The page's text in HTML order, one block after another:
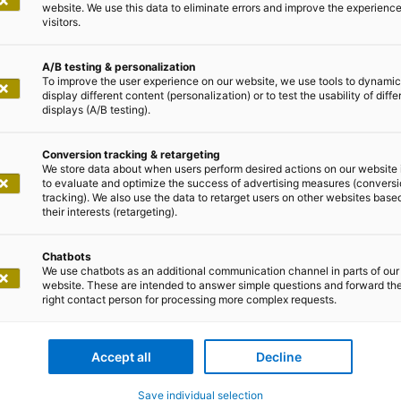
Mai 2024
kooperieren in
deutschen und international tätiger IT-Dienstleister,
Dateninfrastruktur, geben ihre Partnerschaft in
adesso-Kunden Zugriff auf die branchenführenden
Unternehmen eine maßgeschneiderte
website. We use this data to eliminate errors and improve the
visitors.
A/B testing & personalization
To improve the user experience on our website, we use tools to
display different content (personalization) or to test the usability of
displays (A/B testing).
Conversion tracking & retargeting
We store data about when users perform desired actions on our website
to evaluate and optimize the success of advertising measures
tracking). We also use the data to retarget users on other websites
their interests (retargeting).
Chatbots
We use chatbots as an additional communication channel in parts of our
website. These are intended to answer simple questions and forward
right contact person for processing more complex requests.
Accept all Decline
Save individual selection